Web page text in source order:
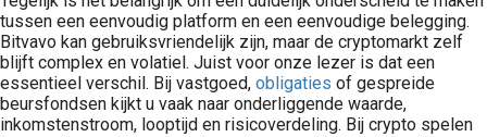
tussen een eenvoudig platform en een eenvoudige belegging.
Bitvavo kan gebruiksvriendelijk zijn, maar de cryptomarkt zelf
blijft complex en volatiel. Juist voor onze lezer is dat een
essentieel verschil. Bij vastgoed, obligaties of gespreide
beursfondsen kijkt u vaak naar onderliggende waarde,
inkomstenstroom, looptijd en risicoverdeling. Bij crypto spelen